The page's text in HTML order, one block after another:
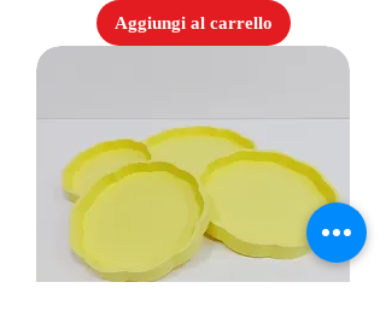
Aggiungi al carrello